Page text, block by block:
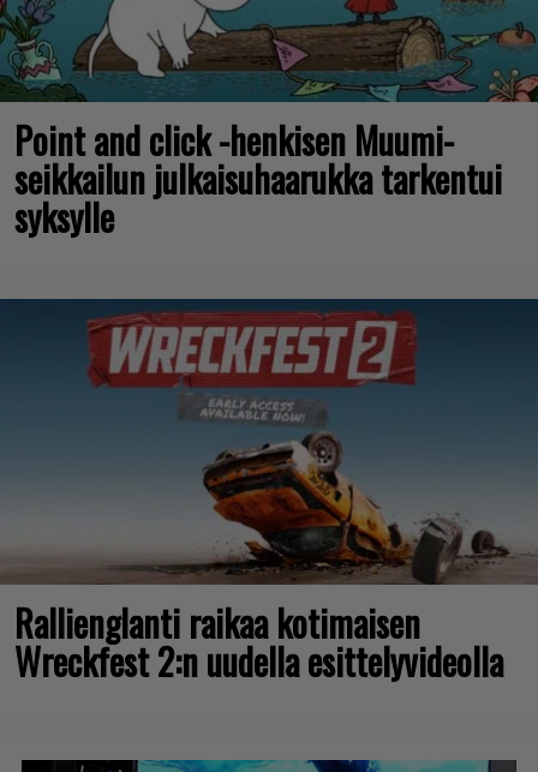
Point and click -henkisen Muumi-
seikkailun julkaisuhaarukka tarkentui
syksylle
Rallienglanti raikaa kotimaisen
Wreckfest 2:n uudella esittelyvideolla